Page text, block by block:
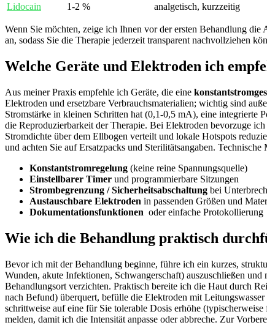
Lidocain
1-2 % analgetisch, kurzzeitig
Wenn Sie möchten, zeige ​ich Ihnen ⁤vor der‍ ersten Behandlung
an, ‍sodass Sie⁤ die Therapie jederzeit transparent nachvollziehen
Welche ‍Geräte und Elektroden ich
Aus ⁣meiner Praxis empfehle ⁢ich Geräte, ⁤die eine
Elektroden und ersetzbare ⁢Verbrauchsmaterialien; wichtig sind
Stromstärke in ‌kleinen Schritten⁤ hat ‌(0,1-0,5 mA), eine integrierte
die Reproduzierbarkeit​ der‌ Therapie. Bei Elektroden​ bevorzuge
Stromdichte​ über⁣ dem Ellbogen verteilt ‍und lokale Hotspots
und achten ⁢Sie auf Ersatzpacks und ​Sterilitätsangaben.​
Konstantstromregelung (keine reine Spannungsquelle)
Einstellbarer Timer ⁤und⁤ programmierbare Sitzungen
Strombegrenzung / Sicherheitsabschaltung bei
Austauschbare ‍Elektroden ‌in passenden Größen ​und
Dokumentationsfunktionen ​ oder⁣ einfache Protokollierung
Wie ​ich die ⁢Behandlung praktisch
Bevor ich‍ mit der Behandlung beginne, führe ich ​ein ‌kurzes,⁢
Wunden, akute Infektionen, Schwangerschaft)‌ auszuschließen
Behandlungsort verzichten. Praktisch‍ bereite ⁣ich die Haut durch
nach Befund) überquert, befülle die⁤ Elektroden mit⁢
schrittweise auf⁢ eine⁢ für Sie tolerable Dosis erhöhe
melden, damit ich die Intensität anpasse oder ⁢abbreche. Zur